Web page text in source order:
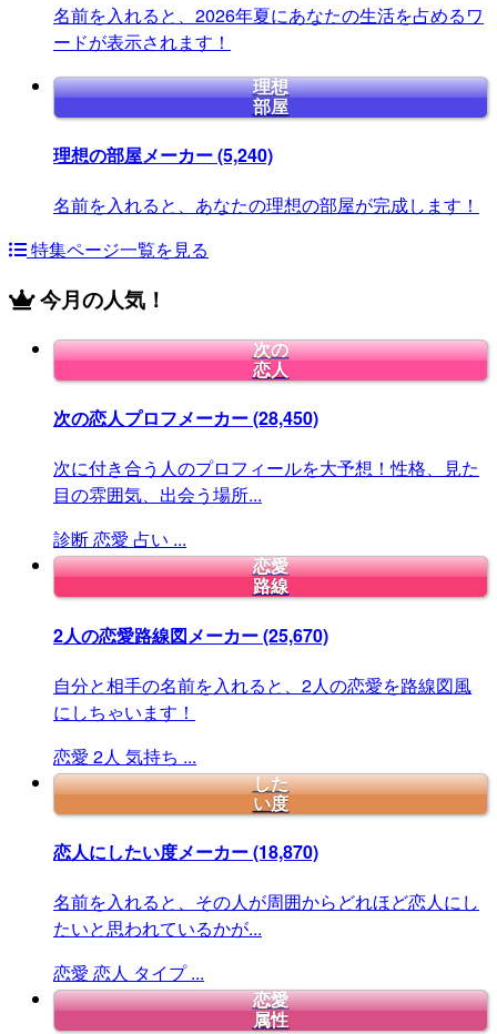
名前を入れると、2026年夏にあなたの生活を占めるワ
ードが表示されます！
理想
部屋
理想の部屋メーカー(5,240)
名前を入れると、あなたの理想の部屋が完成します！
特集ページ一覧を見る
今月の人気！
次の
恋人
次の恋人プロフメーカー(28,450)
次に付き合う人のプロフィールを大予想！性格、見た
目の雰囲気、出会う場所...
診断恋愛 占い ...
恋愛
路線
2人の恋愛路線図メーカー(25,670)
自分と相手の名前を入れると、2人の恋愛を路線図風
にしちゃいます！
恋愛 2人 気持ち ...
した
い度
恋人にしたい度メーカー(18,870)
名前を入れると、その人が周囲からどれほど恋人にし
たいと思われているかが...
恋愛 恋人 タイプ ...
恋愛
属性